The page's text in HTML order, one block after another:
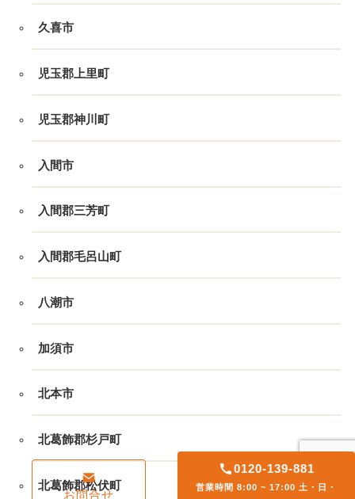
久喜市
児玉郡上里町
児玉郡神川町
入間市
入間郡三芳町
入間郡毛呂山町
八潮市
加須市
北本市
北葛飾郡杉戸町
北葛飾郡松伏町
お問合せ
0120-139-881
営業時間 8:00 ~ 17:00 土・日・